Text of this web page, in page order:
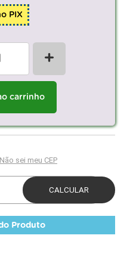
PIX
+
carrinho
Produto